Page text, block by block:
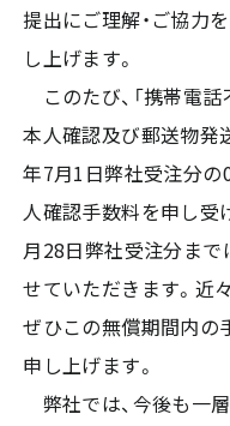
提出にご理解・ご協力
し上げます。
このたび、「携帯電
本人確認及び郵送物発
年7月1日弊社受注分の
人確認手数料を申し受
月28日弊社受注分ま
せていただきます。近
ぜひこの無償期間内の
申し上げます。
弊社では、今後も一